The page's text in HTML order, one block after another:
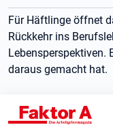
Für Häftlinge öffnet
Rückkehr ins
Lebensperspektiven.
daraus gemacht hat.